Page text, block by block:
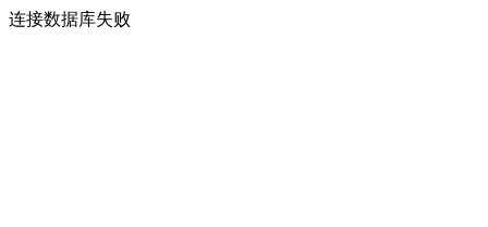
连接数据库失败